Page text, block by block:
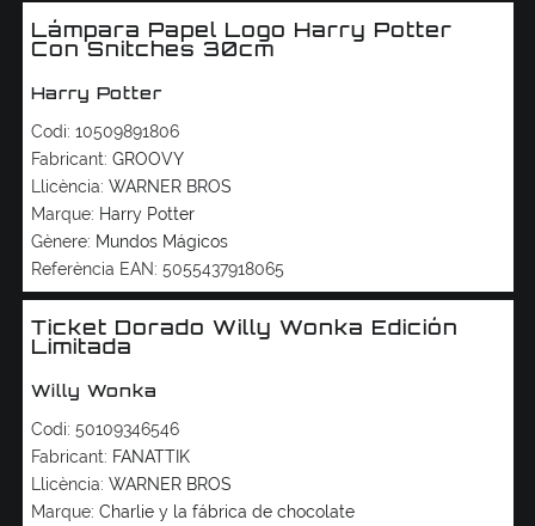
Lámpara Papel Logo Harry Potter
Con Snitches 30cm
Harry Potter
Codi: 10509891806
Fabricant: GROOVY
Llicència: WARNER BROS
Marque: Harry Potter
Gènere: Mundos Mágicos
Referència EAN: 5055437918065
Ticket Dorado Willy Wonka Edición
Limitada
Willy Wonka
Codi: 50109346546
Fabricant: FANATTIK
Llicència: WARNER BROS
Marque: Charlie y la fábrica de chocolate